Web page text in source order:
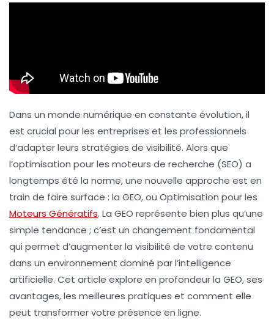
Dans un monde numérique en constante évolution, il
est crucial pour les entreprises et les professionnels
d’adapter leurs stratégies de visibilité. Alors que
l’optimisation pour les moteurs de recherche (SEO) a
longtemps été la norme, une nouvelle approche est en
train de faire surface : la GEO, ou Optimisation pour les
Moteurs Génératifs. La GEO représente bien plus qu’une
simple tendance ; c’est un changement fondamental
qui permet d’augmenter la visibilité de votre contenu
dans un environnement dominé par l’intelligence
artificielle. Cet article explore en profondeur la GEO, ses
avantages, les meilleures pratiques et comment elle
peut transformer votre présence en ligne.